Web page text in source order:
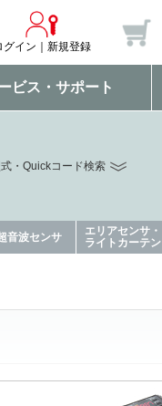
グイン 新規登録
ビス・サポート
・Quickコード検索
音波センサ
エリアセンサ・
ライトカーテン